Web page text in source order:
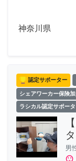
神奈川県
認定サポーター
シェアワーカー保険加
ラシカル認定サポー
男
sentiment_satisfied